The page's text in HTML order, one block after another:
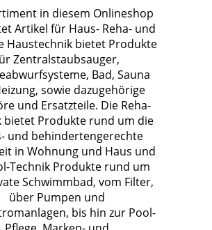
in diesem Onlineshop
Artikel für Haus- Reha- und
Haustechnik bietet Produkte
Zentralstaubsauger,
Bad, Sauna
sowie dazugehörige
und Ersatzteile. Die Reha-
bietet Produkte rund um die
und behindertengerechte
in Wohnung und Haus und
Technik Produkte rund um
Schwimmbad, vom Filter,
über Pumpen und
bis hin zur Pool-